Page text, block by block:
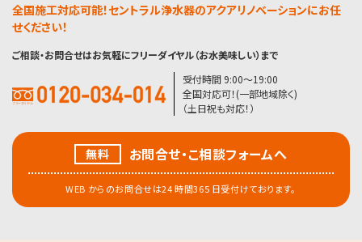
全国施工対応可能！セントラル浄水器のアクアリノベーションにお任
せください！
ご相談・お問合せはお気軽にフリーダイヤル（お水美味しい）まで
受付時間 9:00〜19:00
全国対応可！(一部地域除く)
（土日祝も対応！）
無料 お問合せ・こ相談フォームへ
WEB からのお問合せは24 時間365 日受付けております。